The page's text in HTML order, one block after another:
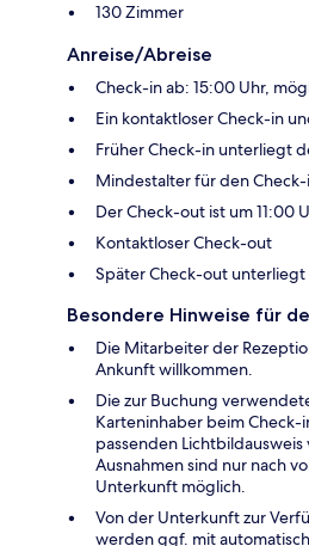
130 Zimmer
Anreise/Abreise
Check-in ab: 15:00 Uhr,
Ein kontaktloser Check-in
Früher Check-in unterliegt
Mindestalter für den Check-
Der Check-out ist um 11:00
Kontaktloser Check-out
Später Check-out
Besondere Hinweise für
Die Mitarbeiter der
Ankunft willkommen.
Die zur Buchung
Karteninhaber beim Check-
passenden
Ausnahmen sind nur nach
Unterkunft möglich.
Von der Unterkunft zur
werden ggf. mit